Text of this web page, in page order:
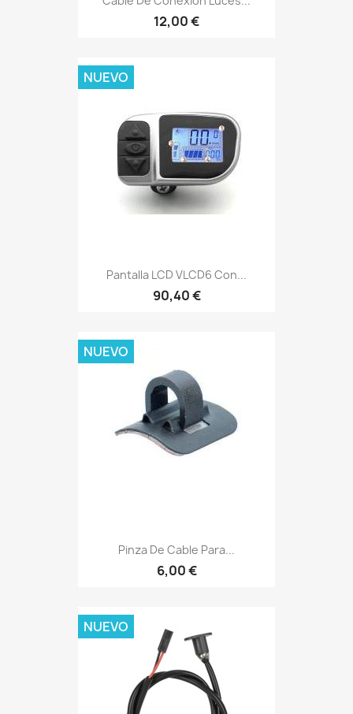
12,00 €
Pantalla LCD VLCD6 Con...
90,40 €
NUEVO
Pinza De Cable Para...
6,00 €
NUEVO
NUEVO